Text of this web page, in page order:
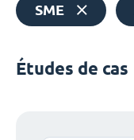
SME
Études de cas